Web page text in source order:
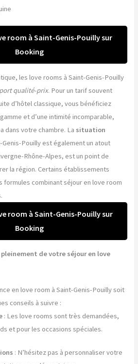
room à Saint-Genis-Pouilly sur
Booking
les love rooms à Saint-Genis-Pouilly
qualité-prix. Pour un tarif souvent
d’hôtel classique, vous bénéficiez
et d’une intimité incomparable,
dans votre chambre. La situation
Genis-Pouilly est également un atout
Rhône-Alpes, est un point de
la région. Certains établissements
formules combinant séjour en love room
room à Saint-Genis-Pouilly sur
Booking
de votre séjour en love
en love room à Saint-Genis-Pouilly soit
conseils à suivre :
: Les love rooms sont très demandées,
et pour les occasions spéciales.
: N’hésitez pas à personnaliser votre